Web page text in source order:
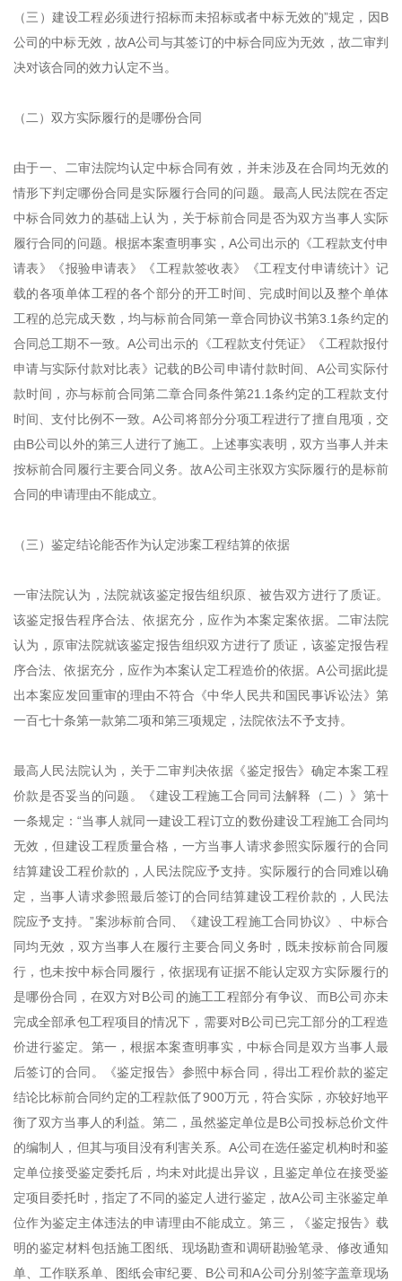
（三）建设工程必须进行招标而未招标或者中标无效的”规定，因B
公司的中标无效，故A公司与其签订的中标合同应为无效，故二审判
决对该合同的效力认定不当。
（二）双方实际履行的是哪份合同
由于一、二审法院均认定中标合同有效，并未涉及在合同均无效的
情形下判定哪份合同是实际履行合同的问题。最高人民法院在否定
中标合同效力的基础上认为，关于标前合同是否为双方当事人实际
履行合同的问题。根据本案查明事实，A公司出示的《工程款支付申
请表》《报验申请表》《工程款签收表》《工程支付申请统计》记
载的各项单体工程的各个部分的开工时间、完成时间以及整个单体
工程的总完成天数，均与标前合同第一章合同协议书第3.1条约定的
合同总工期不一致。A公司出示的《工程款支付凭证》《工程款报付
申请与实际付款对比表》记载的B公司申请付款时间、A公司实际付
款时间，亦与标前合同第二章合同条件第21.1条约定的工程款支付
时间、支付比例不一致。A公司将部分分项工程进行了擅自甩项，交
由B公司以外的第三人进行了施工。上述事实表明，双方当事人并未
按标前合同履行主要合同义务。故A公司主张双方实际履行的是标前
合同的申请理由不能成立。
（三）鉴定结论能否作为认定涉案工程结算的依据
一审法院认为，法院就该鉴定报告组织原、被告双方进行了质证。
该鉴定报告程序合法、依据充分，应作为本案定案依据。二审法院
认为，原审法院就该鉴定报告组织双方进行了质证，该鉴定报告程
序合法、依据充分，应作为本案认定工程造价的依据。A公司据此提
出本案应发回重审的理由不符合《中华人民共和国民事诉讼法》第
一百七十条第一款第二项和第三项规定，法院依法不予支持。
最高人民法院认为，关于二审判决依据《鉴定报告》确定本案工程
价款是否妥当的问题。《建设工程施工合同司法解释（二）》第十
一条规定：“当事人就同一建设工程订立的数份建设工程施工合同均
无效，但建设工程质量合格，一方当事人请求参照实际履行的合同
结算建设工程价款的，人民法院应予支持。实际履行的合同难以确
定，当事人请求参照最后签订的合同结算建设工程价款的，人民法
院应予支持。”案涉标前合同、《建设工程施工合同协议》、中标合
同均无效，双方当事人在履行主要合同义务时，既未按标前合同履
行，也未按中标合同履行，依据现有证据不能认定双方实际履行的
是哪份合同，在双方对B公司的施工工程部分有争议、而B公司亦未
完成全部承包工程项目的情况下，需要对B公司已完工部分的工程造
价进行鉴定。第一，根据本案查明事实，中标合同是双方当事人最
后签订的合同。《鉴定报告》参照中标合同，得出工程价款的鉴定
结论比标前合同约定的工程款低了900万元，符合实际，亦较好地平
衡了双方当事人的利益。第二，虽然鉴定单位是B公司投标总价文件
的编制人，但其与项目没有利害关系。A公司在选任鉴定机构时和鉴
定单位接受鉴定委托后，均未对此提出异议，且鉴定单位在接受鉴
定项目委托时，指定了不同的鉴定人进行鉴定，故A公司主张鉴定单
位作为鉴定主体违法的申请理由不能成立。第三，《鉴定报告》载
明的鉴定材料包括施工图纸、现场勘查和调研勘验笔录、修改通知
单、工作联系单、图纸会审纪要、B公司和A公司分别签字盖章现场